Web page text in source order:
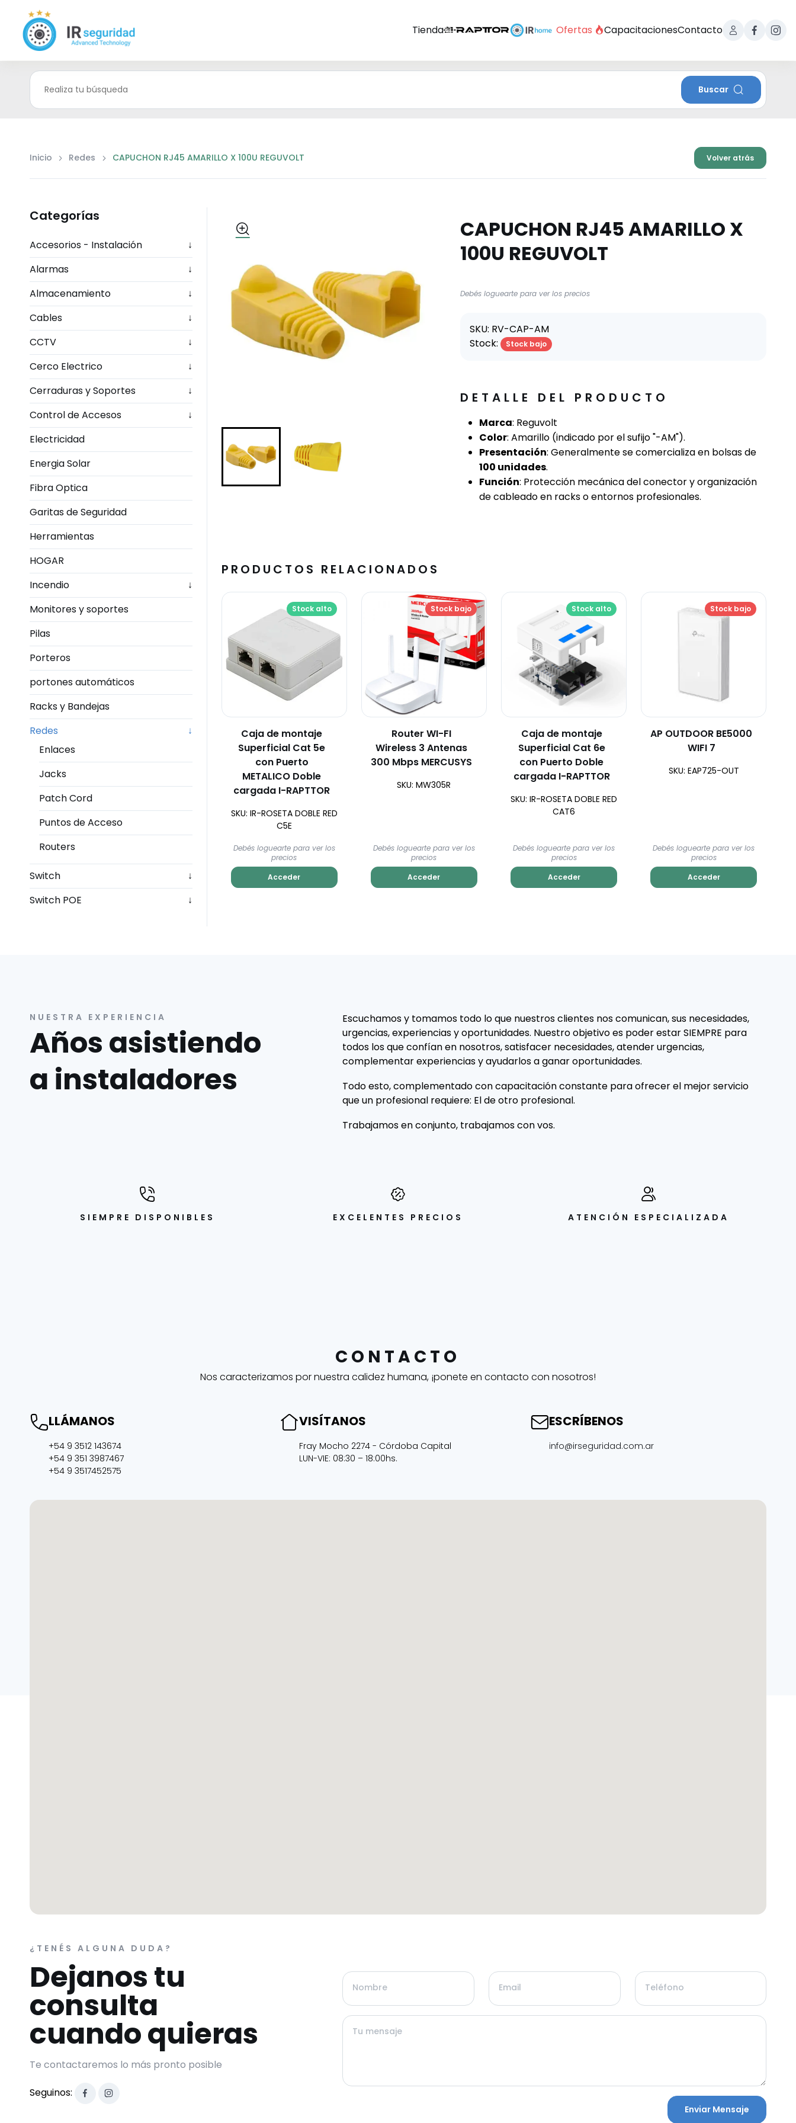
Tienda Ofertas CapacitacionesContacto
Buscar
Inicio Redes CAPUCHON RJ45 AMARILLO X 100U REGUVOLT Volver atrás
Categorías
Accesorios - Instalación
↓
Alarmas
↓
Almacenamiento
↓
Cables
↓
CCTV
↓
Cerco Electrico
↓
Cerraduras y Soportes
↓
Control de Accesos
↓
Electricidad
Energia Solar
Fibra Optica
Garitas de Seguridad
Herramientas
HOGAR
Incendio
↓
Monitores y soportes
Pilas
Porteros
portones automáticos
Racks y Bandejas
Redes
↓
Enlaces
Jacks
Patch Cord
Puntos de Acceso
Routers
Switch
↓
Switch POE
↓
CAPUCHON RJ45 AMARILLO X
100U REGUVOLT
Debés loguearte para ver los precios
SKU: RV-CAP-AM
Stock: Stock bajo
DETALLE DEL PRODUCTO
Marca: Reguvolt
Color: Amarillo (indicado por el sufijo "-AM").
Presentación: Generalmente se comercializa en bolsas de
100 unidades.
Función: Protección mecánica del conector y organización
de cableado en racks o entornos profesionales.
PRODUCTOS RELACIONADOS
Stock alto
Caja de montaje
Superficial Cat 5e
con Puerto
METALICO Doble
cargada I-RAPTTOR
SKU: IR-ROSETA DOBLE RED
C5E
Debés loguearte para ver los
precios
Acceder
Stock bajo
Router WI-FI
Wireless 3 Antenas
300 Mbps MERCUSYS
SKU: MW305R
Debés loguearte para ver los
precios
Acceder
Stock alto
Caja de montaje
Superficial Cat 6e
con Puerto Doble
cargada I-RAPTTOR
SKU: IR-ROSETA DOBLE RED
CAT6
Debés loguearte para ver los
precios
Acceder
Stock bajo
AP OUTDOOR BE5000
WIFI 7
SKU: EAP725-OUT
Debés loguearte para ver los
precios
Acceder
NUESTRA EXPERIENCIA
Años asistiendo
a instaladores
Escuchamos y tomamos todo lo que nuestros clientes nos comunican, sus necesidades,
urgencias, experiencias y oportunidades. Nuestro objetivo es poder estar SIEMPRE para
todos los que confían en nosotros, satisfacer necesidades, atender urgencias,
complementar experiencias y ayudarlos a ganar oportunidades.
Todo esto, complementado con capacitación constante para ofrecer el mejor servicio
que un profesional requiere: El de otro profesional.
Trabajamos en conjunto, trabajamos con vos.
SIEMPRE DISPONIBLES EXCELENTES PRECIOS ATENCIÓN ESPECIALIZADA
CONTACTO
Nos caracterizamos por nuestra calidez humana, ¡ponete en contacto con nosotros!
LLÁMANOS
+54 9 3512 143674
+54 9 351 3987467
+54 9 3517452575
VISÍTANOS
Fray Mocho 2274 - Córdoba Capital
LUN-VIE: 08:30 – 18:00hs.
ESCRÍBENOS
info@irseguridad.com.ar
¿TENÉS ALGUNA DUDA?
Dejanos tu
consulta
cuando quieras
Te contactaremos lo más pronto posible
Seguinos:
Nombre Email Teléfono
Tu mensaje
Enviar Mensaje